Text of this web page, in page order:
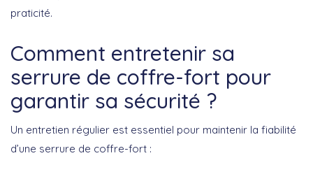
praticité.
Comment entretenir sa
serrure de coffre-fort pour
garantir sa sécurité ?
Un entretien régulier est essentiel pour maintenir la fiabilité
d’une serrure de coffre-fort :